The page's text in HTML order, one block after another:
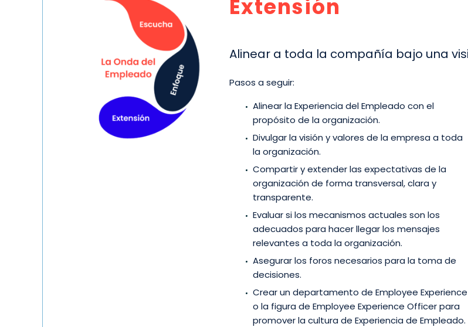
Extensión
Alinear a toda la compañía bajo una
Pasos a seguir:
Alinear la Experiencia del Empleado con el
propósito de la organización.
Divulgar la visión y valores de la empresa a toda
la organización.
Compartir y extender las expectativas de la
organización de forma transversal, clara y
transparente.
Evaluar si los mecanismos actuales son los
adecuados para hacer llegar los mensajes
relevantes a toda la organización.
Asegurar los foros necesarios para la toma de
decisiones.
Crear un departamento de Employee Experience
o la figura de Employee Experience Officer para
promover la cultura de Experiencia de Empleado.